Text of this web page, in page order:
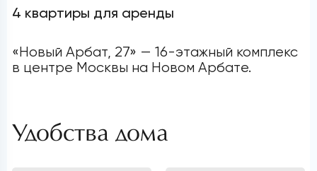
4 квартиры для аренды
«Новый Арбат, 27» — 16-этажный комплекс
в центре Москвы на Новом Арбате.
Удобства дома